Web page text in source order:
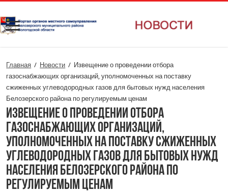
Главная / Новости / Извещение о проведении отбора
газоснабжающих организаций, уполномоченных на поставку
сжиженных углеводородных газов для бытовых нужд населения
Белозерского района по регулируемым ценам
Извещение о проведении отбора
газоснабжающих организаций,
уполномоченных на поставку сжиженных
углеводородных газов для бытовых нужд
населения Белозерского района по
регулируемым ценам